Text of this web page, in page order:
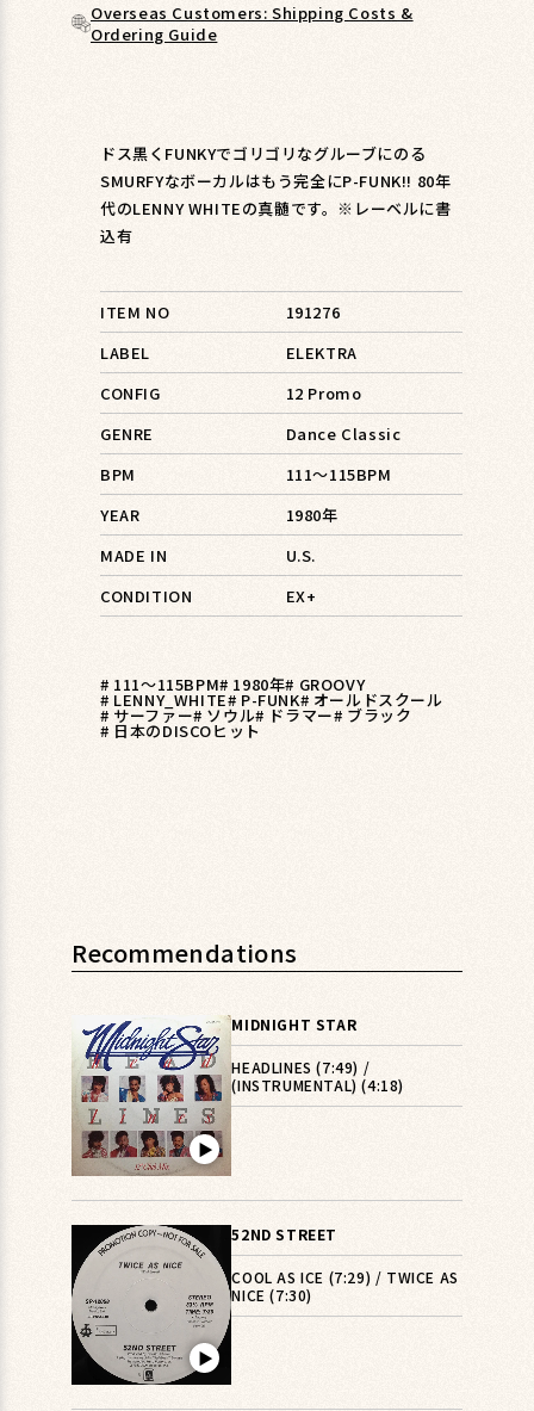
Overseas Customers: Shipping Costs &
Ordering Guide
ドス黒くFUNKYでゴリゴリなグルーブにのる
SMURFYなボーカルはもう完全にP-FUNK!! 80年
代のLENNY WHITEの真髄です。※レーベルに書
込有
ITEM NO
191276
LABEL
ELEKTRA
CONFIG
12 Promo
GENRE
Dance Classic
BPM
111〜115BPM
YEAR
1980年
MADE IN
U.S.
CONDITION
EX+
# 111〜115BPM# 1980年# GROOVY
# LENNY_WHITE# P-FUNK# オールドスクール
# サーファー# ソウル# ドラマー# ブラック
# 日本のDISCOヒット
Recommendations
▶︎
MIDNIGHT STAR
HEADLINES (7:49) /
(INSTRUMENTAL) (4:18)
▶︎
52ND STREET
COOL AS ICE (7:29) / TWICE AS
NICE (7:30)